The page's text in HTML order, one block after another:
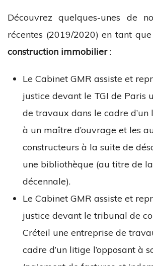
Découvrez quelques-unes de
récentes (2019/2020) en tant
construction immobilier:
Le Cabinet GMR assiste et
justice devant le TGI de Paris
de travaux dans le cadre d’un
à un maître d’ouvrage et les
constructeurs à la suite de
une bibliothèque (au titre de
décennale).
Le Cabinet GMR assiste et
justice devant le tribunal de
Créteil une entreprise de
cadre d’un litige l’opposant à